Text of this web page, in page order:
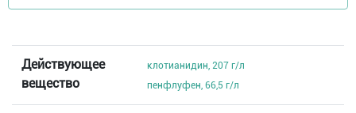
Действующее
вещество
клотианидин, 207 г/л
пенфлуфен, 66,5 г/л